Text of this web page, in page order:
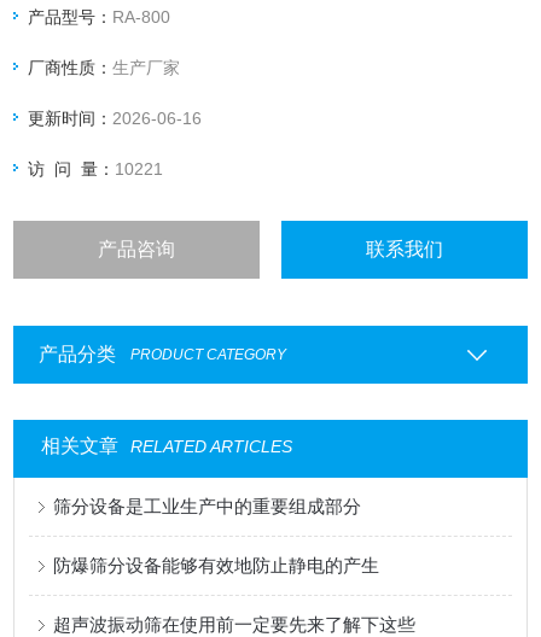
产品型号： RA-800
厂商性质：生产厂家
更新时间： 2026-06-16
访 问 量： 10221
产品咨询 联系我们
产品分类 PRODUCT CATEGORY
相关文章 RELATED ARTICLES
筛分设备是工业生产中的重要组成部分
防爆筛分设备能够有效地防止静电的产生
超声波振动筛在使用前一定要先来了解下这些